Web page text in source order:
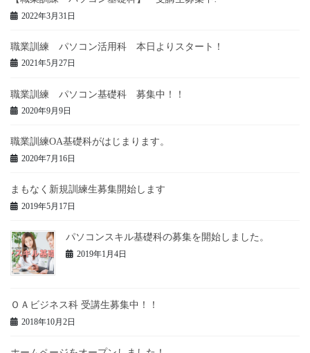
2022年3月31日
職業訓練 パソコン活用科 本日よりスタート！
2021年5月27日
職業訓練 パソコン基礎科 募集中！！
2020年9月9日
職業訓練OA基礎科がはじまります。
2020年7月16日
まもなく新規訓練生募集開始します
2019年5月17日
パソコンスキル基礎科の募集を開始しました。
2019年1月4日
ＯＡビジネス科 受講生募集中！！
2018年10月2日